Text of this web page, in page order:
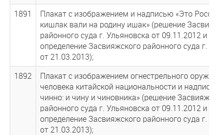
1891
Плакат с изображением и надписью «Это
кишлак вали на родину ишак» (решение
районного суда г. Ульяновска от 09.11.2012 и
определение Засвияжского районного суда г.
от 21.03.2013);
1892
Плакат с изображением огнестрельного оружия,
человека китайской национальности и
чинно: и чину и чиновника» (решение
районного суда г. Ульяновска от 09.11.2012 и
определение Засвияжского районного суда г.
от 21.03.2013);